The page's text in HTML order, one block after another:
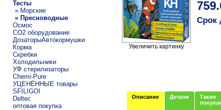
Тесты
» Морские
» Пресноводные
Осмос
CO2 оборудование
ДозаторыАвтокормушки
Корма
Скребки
Холодильники
УФ стерилизаторы
Chemi-Pure
УЦЕНЁННЫЕ товары
SFILIGOI
Deltec
оптовая покупка
Увеличить картинку
Срок
Описание Детали
Также